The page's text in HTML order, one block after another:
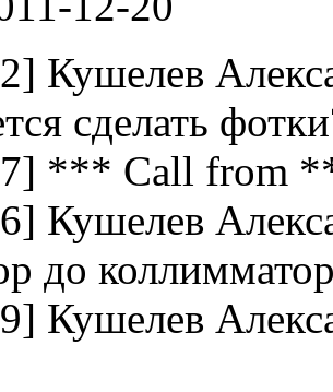
Кушелев
сделать
*** Call from
Кушелев
до
Кушелев